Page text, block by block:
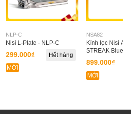
NLP-C
Nisi L-Plate - NLP-C
299.000₫
Hết hàng
MỚI
NSA82
Kính lọc Nisi
STREAK Blue
899.000₫
MỚI